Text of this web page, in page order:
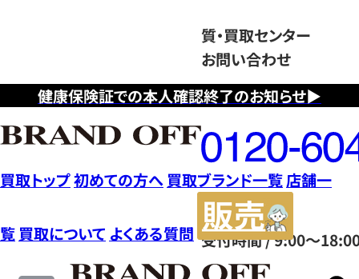
健康保険証での本人確認終了のお知らせ▶
質・買取センター
お問い合わせ
フ
リ
ー
ダ
イ
ヤ
ル
0120604117
受付時間 / 9:00～
買取トップ初めての方へ 買取ブランド一覧店舗一
覧 買取について よくある質問
サ